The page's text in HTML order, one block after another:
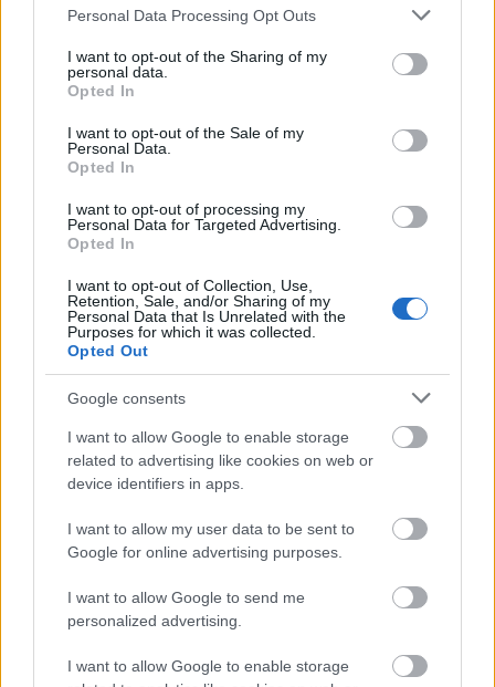
Please note that this website/app uses one or more Google
not limited to your visit or usage behaviour. You may click to
grant or deny consent to Google and its third-party tags to
use your data for below specified purposes in below Google
consent section.
Personal Data Processing Opt Outs
I want to opt-out of the Sharing of my
personal data.
Opted In
I want to opt-out of the Sale of my
Personal Data.
Opted In
I want to opt-out of processing my
Personal Data for Targeted Advertising.
Opted In
I want to opt-out of Collection, Use,
Retention, Sale, and/or Sharing of my
Personal Data that Is Unrelated with the
Purposes for which it was collected.
Opted Out
Google consents
I want to allow Google to enable storage
related to advertising like cookies on web or
device identifiers in apps.
I want to allow my user data to be sent to
Google for online advertising purposes.
I want to allow Google to send me
personalized advertising.
I want to allow Google to enable storage
Tilaa uutiskirjeemme